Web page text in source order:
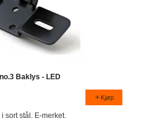
Baklys - LED
Kjøp
sort stål. E-merket.